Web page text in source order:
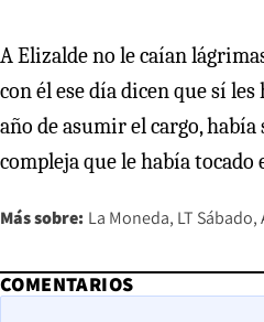
A Elizalde no le caían
con él ese día dicen que sí
año de asumir el cargo,
compleja que le había tocado
Más sobre: La Moneda LT Sábado
COMENTARIOS